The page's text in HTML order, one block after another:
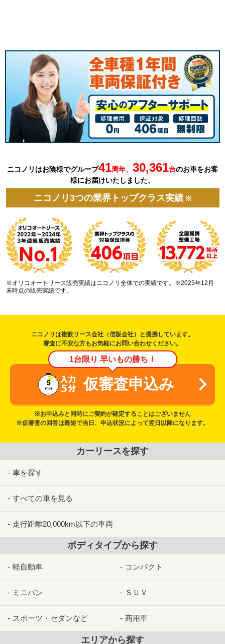
ニコノリはお陰様でグループ41周年、 30,361台のお車をお客
様にお届けいたしました。
ニコノリ3つの業界トップクラス実績 ※
※オリコオートリース販売実績はニコノリ全体での実績です。※2025年12月
末時点の販売実績です。
ニコノリは複数リース会社（信販会社）と提携しています。
審査に不安な方もお気軽にお問い合わせください。
1台限り 早いもの勝ち！
仮審査申込み
※お申込みと同時にご契約が確定することはございません
※仮審査の回答は最短で当日、申込状況によって翌日以降になります。
カーリースを探す
車を探す
すべての車を見る
走行距離20,000km以下の車両
ボディタイプから探す
軽自動車 コンパクト
ミニバン ＳＵＶ
スポーツ・セダンなど 商用車
エリアから探す